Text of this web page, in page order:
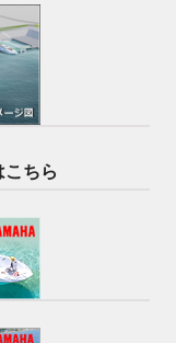
ちら